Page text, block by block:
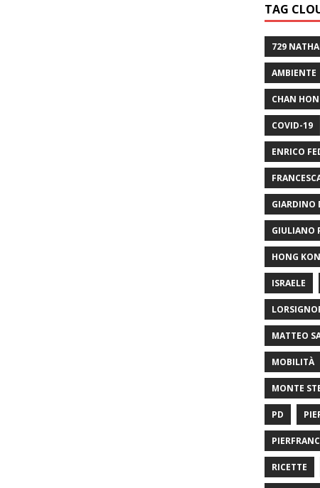
TAG
729
AMBIENTE
CHAN
COVID-19
ENRICO
GIARDINO
GIULIANO
HONG
ISRAELE
MATTEO
MOBILITÀ
MONTE
PD
RICETTE